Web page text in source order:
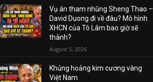
Vụ án tham nhũng Sheng Thao –
David Duong đi về đâu? Mô hình
XHCN của Tô Lâm bao giờ sẽ
thành?
August 5, 2026
Khủng hoảng kim cương vàng
Việt Nam